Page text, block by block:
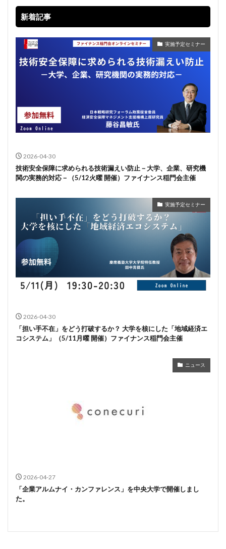
新着記事
実施予定セミナー
2026-04-30
技術安全保障に求められる技術漏えい防止－大学、企業、研究機
関の実務的対応－（5/12火曜 開催）ファイナンス稲門会主催
実施予定セミナー
2026-04-30
「担い手不在」をどう打破するか？ 大学を核にした「地域経済エ
コシステム」（5/11月曜 開催）ファイナンス稲門会主催
ニュース
2026-04-27
「企業アルムナイ・カンファレンス」を中央大学で開催しまし
た。